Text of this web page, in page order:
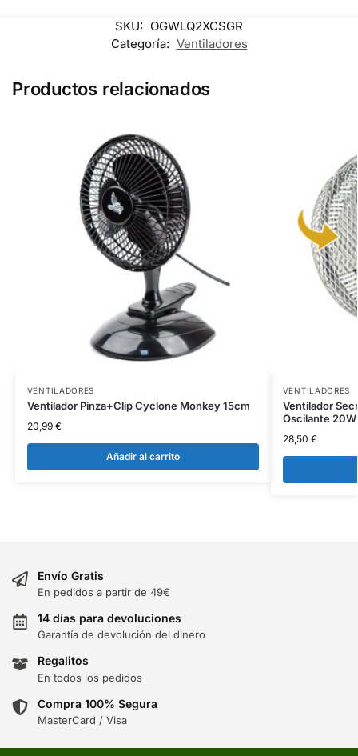
SKU: OGWLQ2XCSGR
Categoría: Ventiladores
Productos relacionados
VENTILADORES
Ventilador Pinza+Clip Cyclone Monkey 15cm
20,99 €
Añadir al carrito
VENTILADORES
Ventilador
Oscilante 20W
28,50 €
Envío Gratis
En pedidos a partir de 49€
14 días para devoluciones
Garantía de devolución del dinero
Regalitos
En todos los pedidos
Compra 100% Segura
MasterCard / Visa